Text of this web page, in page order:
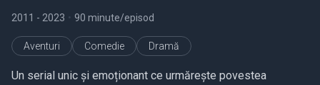
2011 - 2023 • 90 minute/episod
Aventuri Comedie Dramă
Un serial unic și emoționant ce urmărește povestea